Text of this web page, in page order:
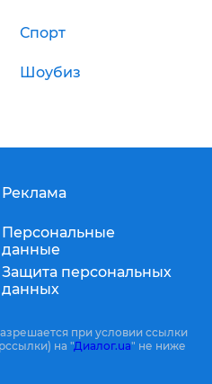
Спорт
Шоубиз
Реклама
Персональные
данные
Защита персональных
данных
при условии ссылки
на "Диалог.ua" не ниже